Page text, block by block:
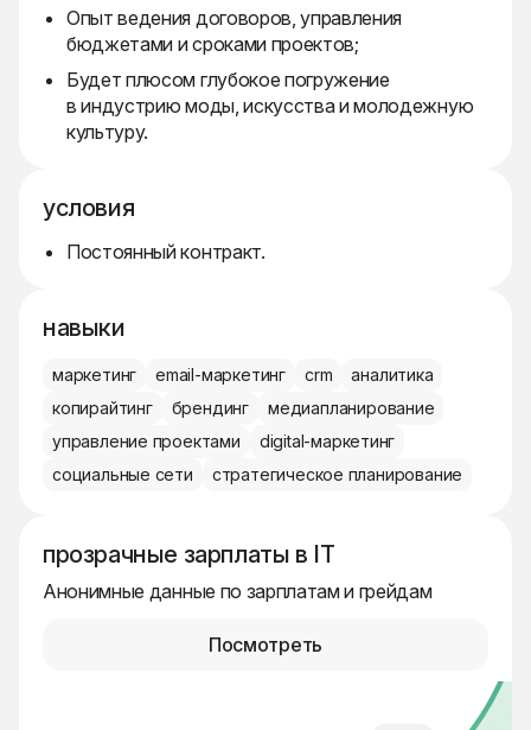
Опыт ведения договоров, управления
бюджетами и сроками проектов;
Будет плюсом глубокое погружение
в индустрию моды, искусства и молодежную
культуру.
условия
Постоянный контракт.
навыки
маркетинг email-маркетинг crm
аналитика
копирайтинг
брендинг
медиапланирование
управление проектами
digital-маркетинг
социальные сети
стратегическое планирование
прозрачные зарплаты в IT
Анонимные данные по зарплатам и грейдам
Посмотреть